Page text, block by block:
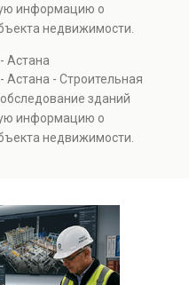
и технических
информацию о
недвижимости.
скрытых дефектов
для проверки
к реконструкции,
техническое
Астана
Астана - Строительная
зданий
информацию о
недвижимости.
к реконструкции,
техническое
силу.